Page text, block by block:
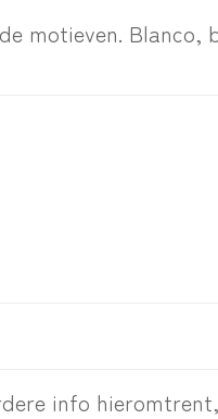
motieven. Blanco,
info